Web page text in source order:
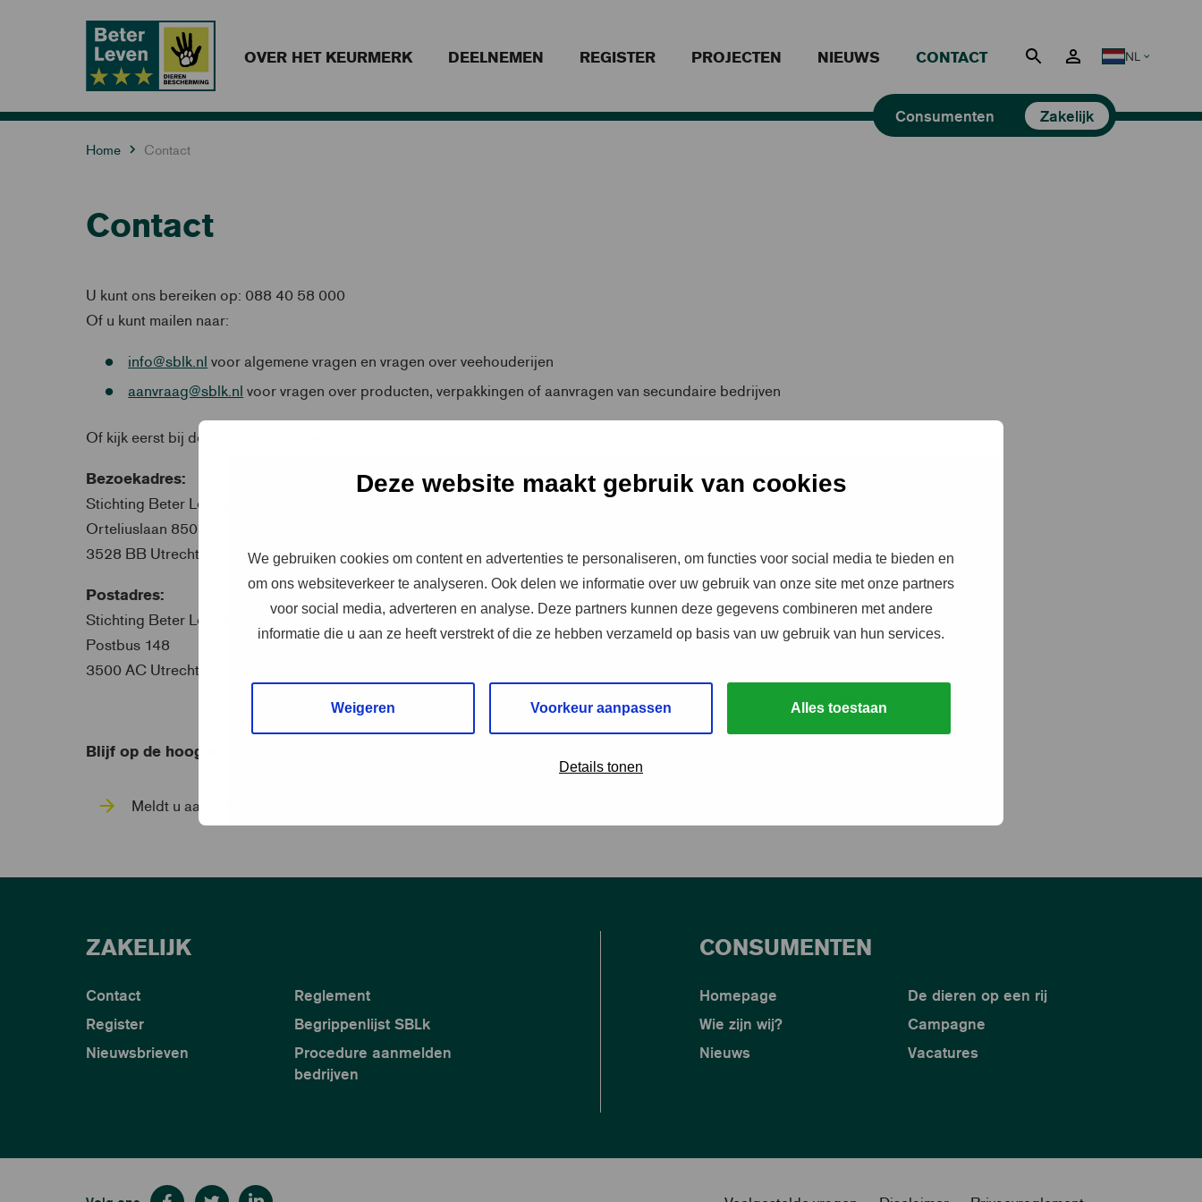
Deze website maakt gebruik van cookies
We gebruiken cookies om content en advertenties te personaliseren, om functies voor social media te bieden en
om ons websiteverkeer te analyseren. Ook delen we informatie over uw gebruik van onze site met onze partners
voor social media, adverteren en analyse. Deze partners kunnen deze gegevens combineren met andere
informatie die u aan ze heeft verstrekt of die ze hebben verzameld op basis van uw gebruik van hun services.
Weigeren Voorkeur aanpassen Alles toestaan
Details tonen
OVER HET KEURMERK DEELNEMEN REGISTER PROJECTEN NIEUWS CONTACT
NL
Consumenten Zakelijk
Home Contact
Contact
U kunt ons bereiken op: 088 40 58 000
Of u kunt mailen naar:
info@sblk.nl voor algemene vragen en vragen over veehouderijen
aanvraag@sblk.nl voor vragen over producten, verpakkingen of aanvragen van secundaire bedrijven
Of kijk eerst bij de
Bezoekadres:
Stichting Beter Leven keurmerk
Orteliuslaan 850
3528 BB Utrecht
Postadres:
Stichting Beter Leven keurmerk
Postbus 148
3500 AC Utrecht
Blijf op de hoogte
Meldt u aan voor de nieuwsbrief
ZAKELIJK
Contact
Reglement
Register
Begrippenlijst SBLk
Nieuwsbrieven
Procedure aanmelden
bedrijven
CONSUMENTEN
Homepage
De dieren op een rij
Wie zijn wij?
Campagne
Nieuws
Vacatures